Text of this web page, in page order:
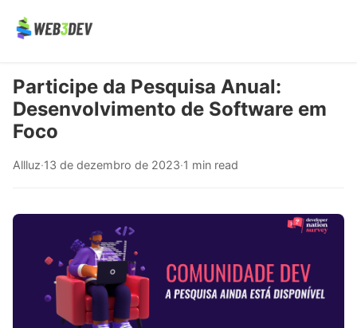
Participe da Pesquisa Anual:
Desenvolvimento de Software em
Foco
Allluz·13 de dezembro de 2023·1 min read